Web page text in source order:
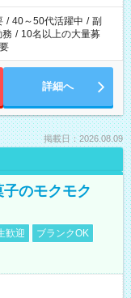
/ 40～50代活躍中 / 副
務 / 10名以上の大量募
詳細へ
掲載日：2026.08.09
子のモクモク
歓迎
ブランクOK